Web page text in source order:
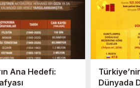
Ana Hedefi:
Dünyada